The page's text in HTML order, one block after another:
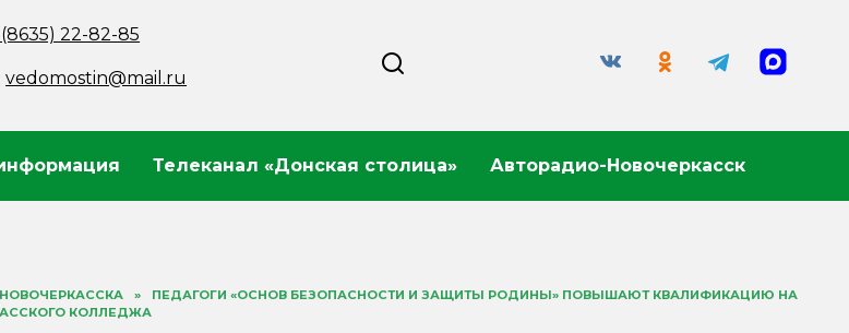
22-82-85
vedomostin@mail.ru
Телеканал «Донская столица» Авторадио-Новочеркасск
»
ПЕДАГОГИ «ОСНОВ БЕЗОПАСНОСТИ И ЗАЩИТЫ РОДИНЫ» ПОВЫШАЮТ КВАЛИФИКАЦИЮ НА
КОЛЛЕДЖА